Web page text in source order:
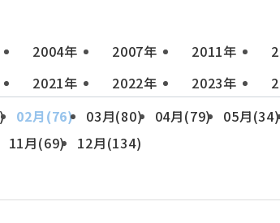
2004年 2007年 2011年
2021年 2022年 2023年
02月(76) 03月(80) 04月(79) 05月(34)
11月(69)
12月(134)